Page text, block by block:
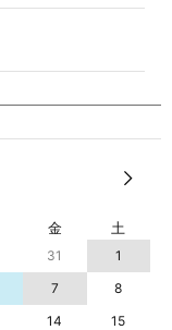
金 土
31
1
7
8
14
15